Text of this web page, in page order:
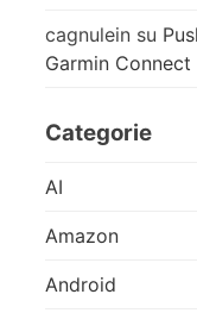
cagnulein su
Garmin Connect
Categorie
AI
Amazon
Android